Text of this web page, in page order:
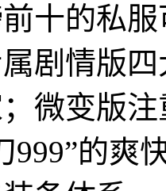
十的私
剧情版
微变版
999”的爽